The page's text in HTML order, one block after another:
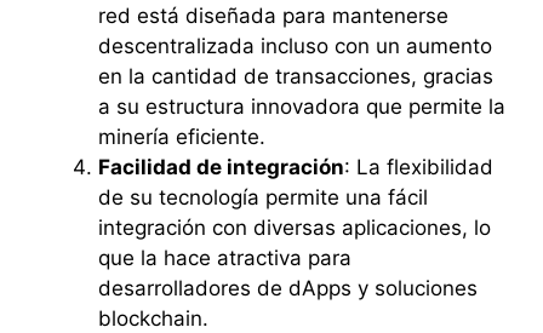
red está diseñada para mantenerse
descentralizada incluso con un aumento
en la cantidad de transacciones, gracias
a su estructura innovadora que permite la
minería eficiente.
Facilidad de integración: La flexibilidad
de su tecnología permite una fácil
integración con diversas aplicaciones, lo
que la hace atractiva para
desarrolladores de dApps y soluciones
blockchain.